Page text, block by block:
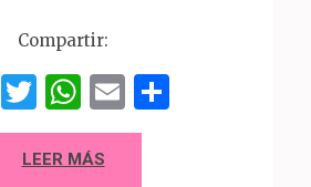
Compartir:
Facebook
Twitter
WhatsApp
Email
LEER MÁS